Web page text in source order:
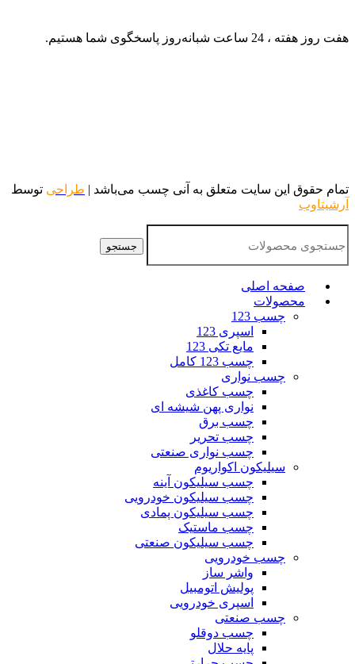
هفت روز هفته ، 24 ساعت شبانه‌روز پاسخگوی شما هستیم.
تمام حقوق این سایت متعلق به آنی چسب می‌باشد | طراحی توسط
آرشیتاوب
جستجو
صفحه اصلی
محصولات
چسب 123
اسپری 123
مایع تکی 123
چسب 123 کامل
چسب نواری
چسب کاغذی
نواری پهن شیشه ای
چسب برق
چسب تحریر
چسب نواری صنعتی
سیلیکون اکواریوم
چسب سیلیکون آینه
چسب سیلیکون خودرویی
چسب سیلیکون پمادی
چسب ماستیک
چسب سیلیکون صنعتی
چسب خودرویی
واشر ساز
پولیش اتومبیل
اسپری خودرویی
چسب صنعتی
چسب دوقلو
پایه حلال